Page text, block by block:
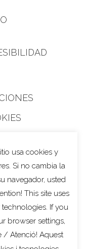
CALIFORNIA
usa cookies y
Si no cambia la
navegador, usted
This site uses
If you
browser settings,
/ Atenció! Aquest